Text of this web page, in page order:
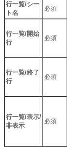
行一覧/シー
ト名
必須
行一覧/開始
行
必須
行一覧/終了
行
必須
行一覧/表示/
非表示
必須